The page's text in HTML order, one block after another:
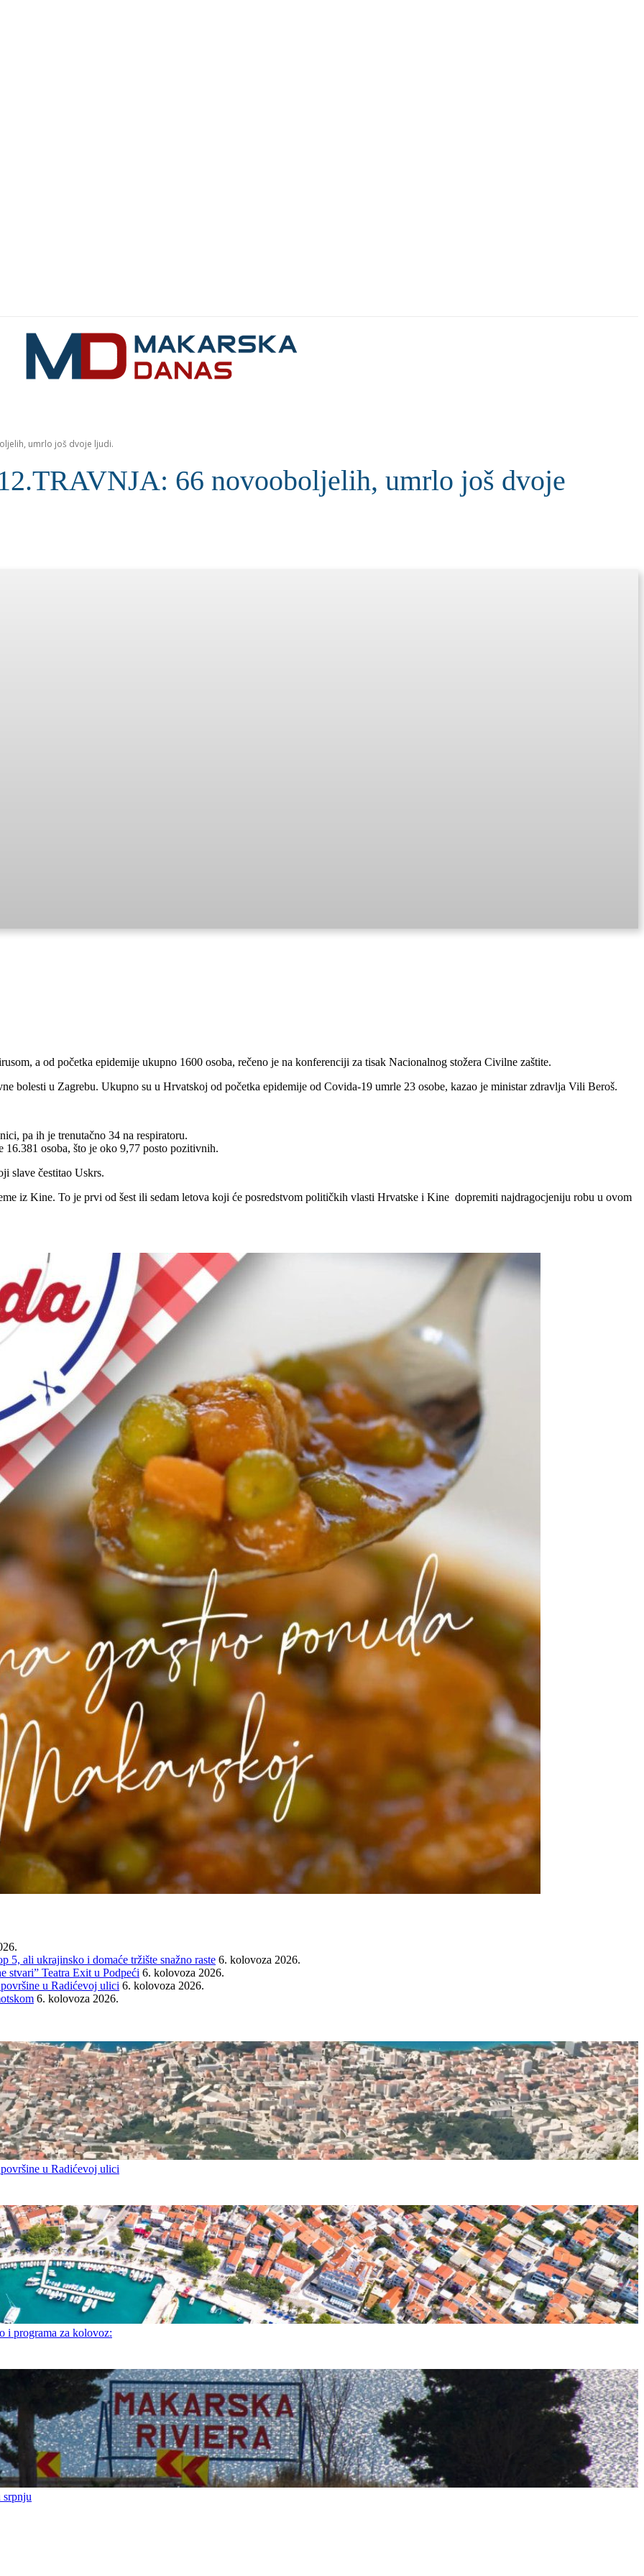
umrlo još dvoje ljudi.
66 novooboljelih, umrlo još dvoje
a od početka epidemije ukupno 1600 osoba, rečeno je na konferenciji za tisak Nacionalnog stožera Civilne zaštite.
bolesti u Zagrebu. Ukupno su u Hrvatskoj od početka epidemije od Covida-19 umrle 23 osobe, kazao je ministar zdravlja Vili Beroš.
pa ih je trenutačno 34 na respiratoru.
16.381 osoba, što je oko 9,77 posto pozitivnih.
slave čestitao Uskrs.
iz Kine. To je prvi od šest ili sedam letova koji će posredstvom političkih vlasti Hrvatske i Kine dopremiti najdragocjeniju robu u ovom
ali ukrajinsko i domaće tržište snažno raste 6. kolovoza 2026.
stvari” Teatra Exit u Podpeći 6. kolovoza 2026.
u Radićevoj ulici 6. kolovoza 2026.
6. kolovoza 2026.
u Radićevoj ulici
i programa za kolovoz:
srpnju